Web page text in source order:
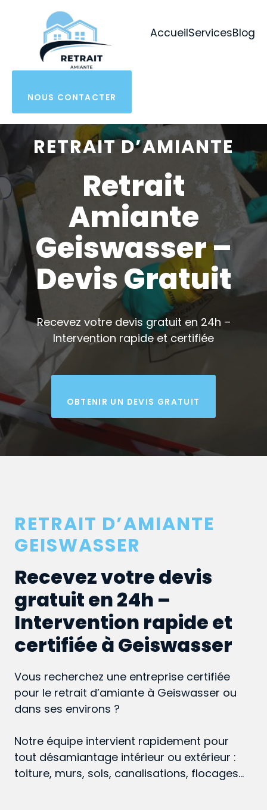
AccueilServicesBlog
NOUS CONTACTER
RETRAIT D’AMIANTE
Retrait
Amiante
Geiswasser –
Devis Gratuit
Recevez votre devis gratuit en 24h –
Intervention rapide et certifiée
OBTENIR UN DEVIS GRATUIT
RETRAIT D’AMIANTE
GEISWASSER
Recevez votre devis
gratuit en 24h –
Intervention rapide et
certifiée à Geiswasser
Vous recherchez une entreprise certifiée
pour le retrait d’amiante à Geiswasser ou
dans ses environs ?
Notre équipe intervient rapidement pour
tout désamiantage intérieur ou extérieur :
toiture, murs, sols, canalisations, flocages…